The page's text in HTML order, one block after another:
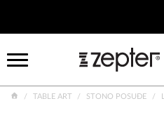
TABLE ART STONO POSUĐE